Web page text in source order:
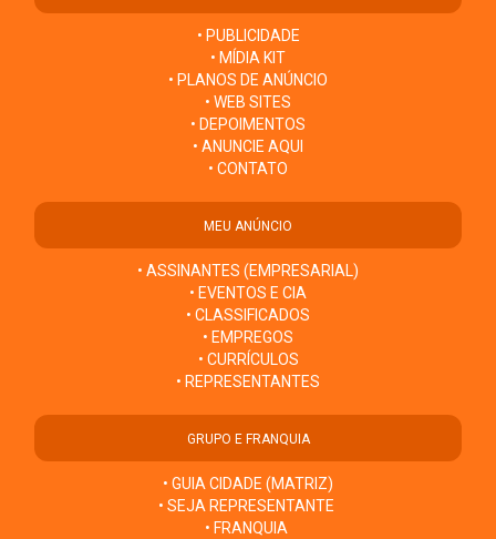
• PUBLICIDADE
• MÍDIA KIT
• PLANOS DE ANÚNCIO
• WEB SITES
• DEPOIMENTOS
• ANUNCIE AQUI
• CONTATO
MEU ANÚNCIO
• ASSINANTES (EMPRESARIAL)
• EVENTOS E CIA
• CLASSIFICADOS
• EMPREGOS
• CURRÍCULOS
• REPRESENTANTES
GRUPO E FRANQUIA
• GUIA CIDADE (MATRIZ)
• SEJA REPRESENTANTE
• FRANQUIA